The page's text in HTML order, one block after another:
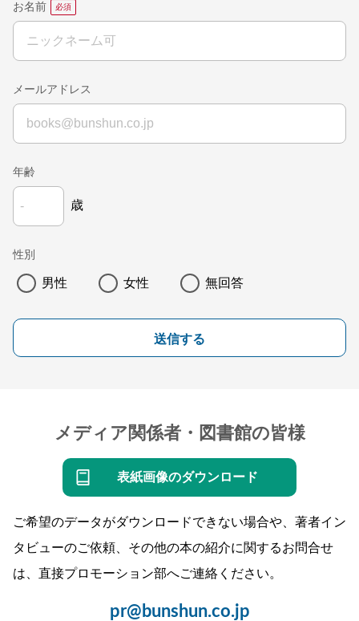
お名前
メールアドレス
年齢
歳
性別
男性 女性 無回答
送信する
メディア関係者・図書館の皆様
表紙画像のダウンロード
ご希望のデータがダウンロードできない場合や、著者イン
タビューのご依頼、その他の本の紹介に関するお問合せ
は、直接プロモーション部へご連絡ください。
pr@bunshun.co.jp